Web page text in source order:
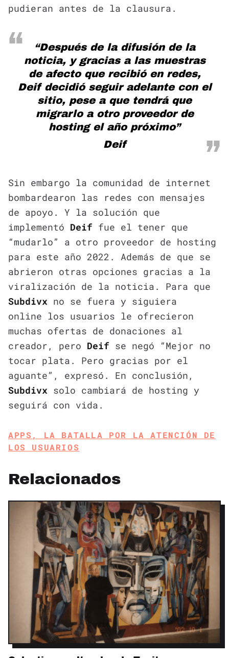
pudieran antes de la clausura.
“Después de la difusión de la
noticia, y gracias a las muestras
de afecto que recibió en redes,
Deif decidió seguir adelante con el
sitio, pese a que tendrá que
migrarlo a otro proveedor de
hosting el año próximo”
Deif
Sin embargo la comunidad de internet
bombardearon las redes con mensajes
de apoyo. Y la solución que
implementó Deif fue el tener que
“mudarlo” a otro proveedor de hosting
para este año 2022. Además de que se
abrieron otras opciones gracias a la
viralización de la noticia. Para que
Subdivx no se fuera y siguiera
online los usuarios le ofrecieron
muchas ofertas de donaciones al
creador, pero Deif se negó “Mejor no
tocar plata. Pero gracias por el
aguante”, expresó. En conclusión,
Subdivx solo cambiará de hosting y
seguirá con vida.
APPS, LA BATALLA POR LA ATENCIÓN DE
LOS USUARIOS
Relacionados